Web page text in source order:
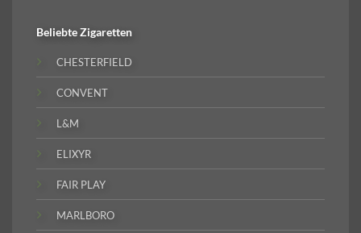
BeliebteZigaretten
CHESTERFIELD
CONVENT
L&M
ELIXYR
FAIR PLAY
MARLBORO